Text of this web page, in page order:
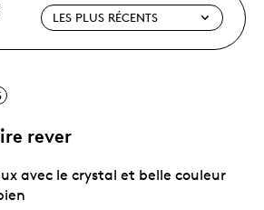
rever
avec le crystal et belle couleur